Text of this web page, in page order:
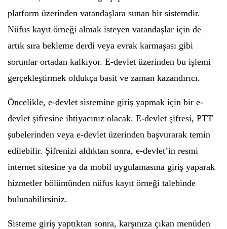
platform üzerinden vatandaşlara sunan bir sistemdir.
Nüfus kayıt örneği almak isteyen vatandaşlar için de
artık sıra bekleme derdi veya evrak karmaşası gibi
sorunlar ortadan kalkıyor. E-devlet üzerinden bu işlemi
gerçekleştirmek oldukça basit ve zaman kazandırıcı.
Öncelikle, e-devlet sistemine giriş yapmak için bir e-
devlet şifresine ihtiyacınız olacak. E-devlet şifresi, PTT
şubelerinden veya e-devlet üzerinden başvurarak temin
edilebilir. Şifrenizi aldıktan sonra, e-devlet’in resmi
internet sitesine ya da mobil uygulamasına giriş yaparak
hizmetler bölümünden nüfus kayıt örneği talebinde
bulunabilirsiniz.
Sisteme giriş yaptıktan sonra, karşınıza çıkan menüden